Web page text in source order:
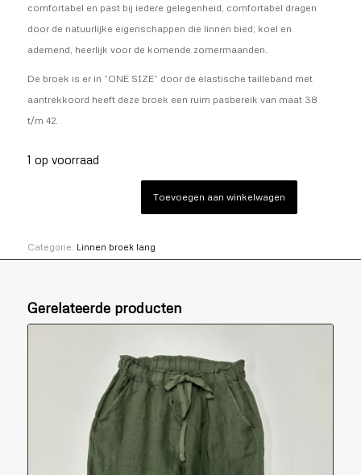
comfortabel en past bij iedere gelegenheid, comfortabel dragen
door de natuurlijke eigenschappen die linnen bied; koel en
ademend, heerlijk voor de komende zomermaanden.
De broek is er in “ONE SIZE” door de elastische tailleband met
aantrekkoord heeft deze broek een ruim pasbereik van maat 38
t/m 42.
1 op voorraad
Toevoegen aan winkelwagen
Categorie: Linnen broek lang
Gerelateerde producten